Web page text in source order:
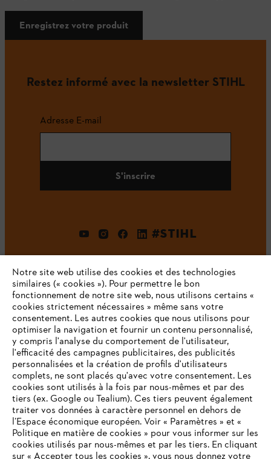
Enregistrez votre produit
Restez informé avec la newsletter STIHL
Adresse E-mail
S'inscrire
#STIHL
L'Entreprise
STIHL FAQ
Contact
Notre site web utilise des cookies et des technologies
similaires (« cookies »). Pour permettre le bon
fonctionnement de notre site web, nous utilisons certains «
cookies strictement nécessaires » même sans votre
consentement. Les autres cookies que nous utilisons pour
optimiser la navigation et fournir un contenu personnalisé,
y compris l'analyse du comportement de l'utilisateur,
l'efficacité des campagnes publicitaires, des publicités
personnalisées et la création de profils d'utilisateurs
complets, ne sont placés qu'avec votre consentement. Les
cookies sont utilisés à la fois par nous-mêmes et par des
tiers (ex. Google ou Tealium). Ces tiers peuvent également
traiter vos données à caractère personnel en dehors de
l’Espace économique européen. Voir « Paramètres » et «
Politique en matière de cookies » pour vous informer sur les
cookies utilisés par nous-mêmes et par les tiers. En cliquant